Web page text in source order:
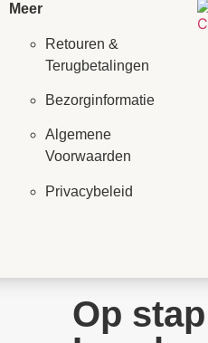
Meer
Retouren &
Terugbetalingen
Bezorginformatie
Algemene
Voorwaarden
Privacybeleid
Op